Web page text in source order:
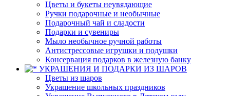
Цветы и букеты неувядающие
Ручки подарочные и необычные
Подарочный чай и сладости
Подарки и сувениры
Мыло необычное ручной работы
Антистрессовые игрушки и подушки
Консервация подарков в железную банку
УКРАШЕНИЯ И ПОДАРКИ ИЗ ШАРОВ
Цветы из шаров
Украшение школьных праздников